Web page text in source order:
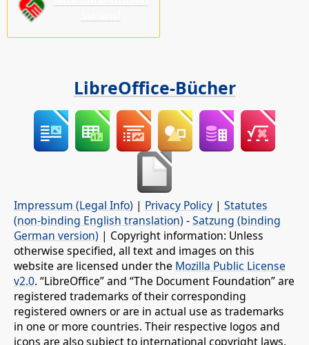
LibreOffice-Bücher
Impressum (Legal Info) | Privacy Policy | Statutes
(non-binding English translation) -Satzung (binding
German version) | Copyright information: Unless
otherwise specified, all text and images on this
website are licensed under the Mozilla Public License
v2.0. “LibreOffice” and “The Document Foundation” are
registered trademarks of their corresponding
registered owners or are in actual use as trademarks
in one or more countries. Their respective logos and
icons are also subject to international copyright laws.